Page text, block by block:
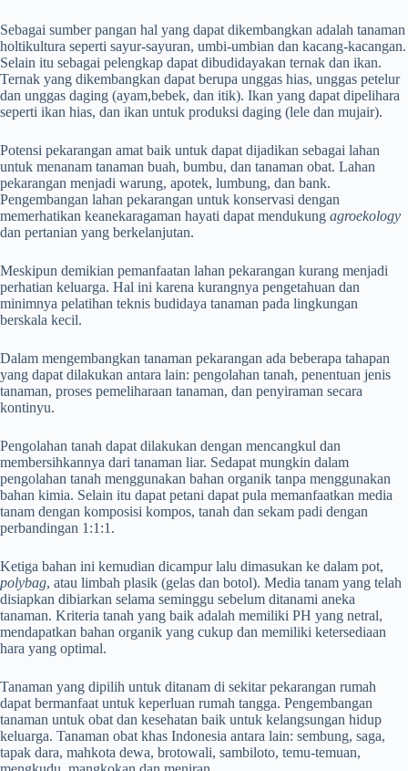
Sebagai sumber pangan hal yang dapat dikembangkan adalah tanaman
holtikultura seperti sayur-sayuran, umbi-umbian dan kacang-kacangan.
Selain itu sebagai pelengkap dapat dibudidayakan ternak dan ikan.
Ternak yang dikembangkan dapat berupa unggas hias, unggas petelur
dan unggas daging (ayam,bebek, dan itik). Ikan yang dapat dipelihara
seperti ikan hias, dan ikan untuk produksi daging (lele dan mujair).
Potensi pekarangan amat baik untuk dapat dijadikan sebagai lahan
untuk menanam tanaman buah, bumbu, dan tanaman obat. Lahan
pekarangan menjadi warung, apotek, lumbung, dan bank.
Pengembangan lahan pekarangan untuk konservasi dengan
memerhatikan keanekaragaman hayati dapat mendukung agroekology
dan pertanian yang berkelanjutan.
Meskipun demikian pemanfaatan lahan pekarangan kurang menjadi
perhatian keluarga. Hal ini karena kurangnya pengetahuan dan
minimnya pelatihan teknis budidaya tanaman pada lingkungan
berskala kecil.
Dalam mengembangkan tanaman pekarangan ada beberapa tahapan
yang dapat dilakukan antara lain: pengolahan tanah, penentuan jenis
tanaman, proses pemeliharaan tanaman, dan penyiraman secara
kontinyu.
Pengolahan tanah dapat dilakukan dengan mencangkul dan
membersihkannya dari tanaman liar. Sedapat mungkin dalam
pengolahan tanah menggunakan bahan organik tanpa menggunakan
bahan kimia. Selain itu dapat petani dapat pula memanfaatkan media
tanam dengan komposisi kompos, tanah dan sekam padi dengan
perbandingan 1:1:1.
Ketiga bahan ini kemudian dicampur lalu dimasukan ke dalam pot,
polybag, atau limbah plasik (gelas dan botol). Media tanam yang telah
disiapkan dibiarkan selama seminggu sebelum ditanami aneka
tanaman. Kriteria tanah yang baik adalah memiliki PH yang netral,
mendapatkan bahan organik yang cukup dan memiliki ketersediaan
hara yang optimal.
Tanaman yang dipilih untuk ditanam di sekitar pekarangan rumah
dapat bermanfaat untuk keperluan rumah tangga. Pengembangan
tanaman untuk obat dan kesehatan baik untuk kelangsungan hidup
keluarga. Tanaman obat khas Indonesia antara lain: sembung, saga,
tapak dara, mahkota dewa, brotowali, sambiloto, temu-temuan,